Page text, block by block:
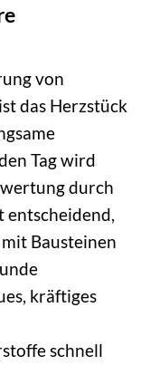
von
das Herzstück
Tag wird
durch
entscheidend,
Bausteinen
kräftiges
schnell